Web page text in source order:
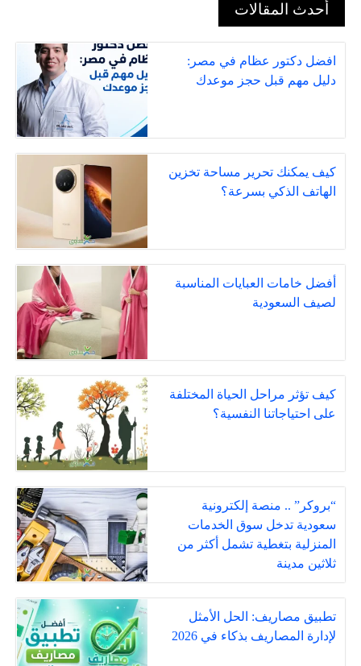
أحدث المقالات
افضل دكتور عظام في مصر:
دليل مهم قبل حجز موعدك
كيف يمكنك تحرير مساحة تخزين
الهاتف الذكي بسرعة؟
أفضل خامات العبايات المناسبة
لصيف السعودية
كيف تؤثر مراحل الحياة المختلفة
على احتياجاتنا النفسية؟
“بروكر” .. منصة إلكترونية
سعودية تدخل سوق الخدمات
المنزلية بتغطية تشمل أكثر من
ثلاثين مدينة
تطبيق مصاريف: الحل الأمثل
لإدارة المصاريف بذكاء في 2026